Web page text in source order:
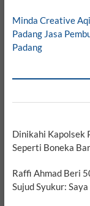
Minda Creative
Padang Jasa
Padang
Dinikahi Kapolsek
Seperti Boneka
Raffi Ahmad Beri
Sujud Syukur: